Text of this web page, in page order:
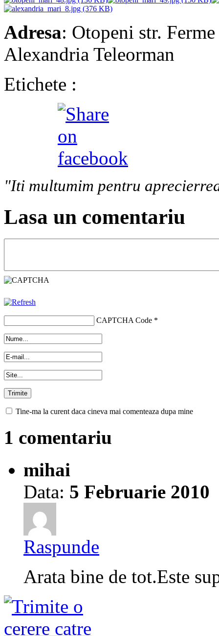
Adresa: Otopeni str.
Alexandria Teleorman
Etichete :
"Iti multumim pentru
Lasa un comentariu
CAPTCHA Code *
Tine-ma la curent daca cineva mai comenteaza dupa mine
1 comentariu
mihai
Data: 5 Februarie 2010
Raspunde
Arata bine de tot.Este